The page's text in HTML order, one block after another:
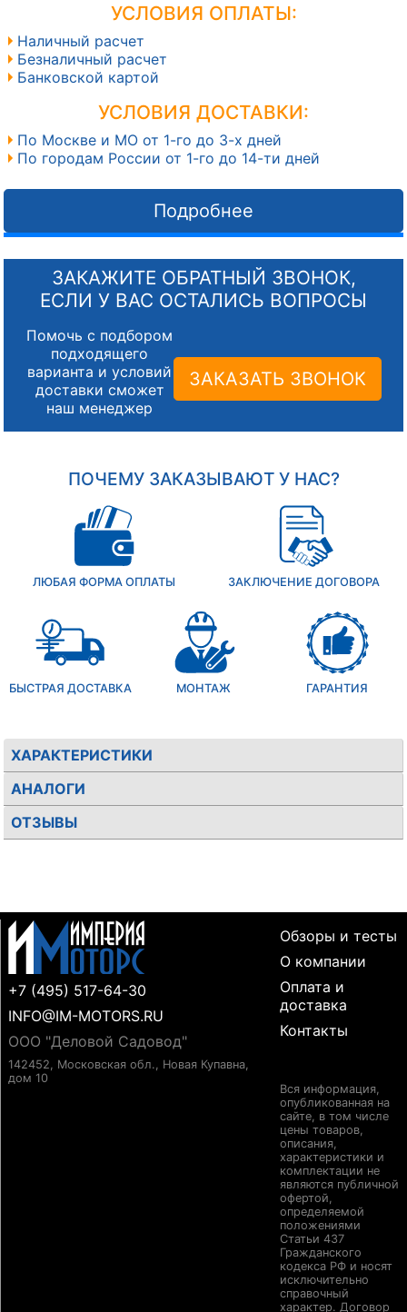
УСЛОВИЯ ОПЛАТЫ:
Наличный расчет
Безналичный расчет
Банковской картой
УСЛОВИЯ ДОСТАВКИ:
По Москве и МО от 1-го до 3-х дней
По городам России от 1-го до 14-ти дней
Подробнее
ЗАКАЖИТЕ ОБРАТНЫЙ ЗВОНОК,
ЕСЛИ У ВАС ОСТАЛИСЬ ВОПРОСЫ
Помочь с подбором
подходящего
варианта и условий
доставки сможет
наш менеджер
ЗАКАЗАТЬ ЗВОНОК
ПОЧЕМУ ЗАКАЗЫВАЮТ У НАС?
ЛЮБАЯ ФОРМА ОПЛАТЫ ЗАКЛЮЧЕНИЕ ДОГОВОРА
БЫСТРАЯ ДОСТАВКА МОНТАЖ ГАРАНТИЯ
ХАРАКТЕРИСТИКИ
АНАЛОГИ
ОТЗЫВЫ
+7 (495) 517-64-30
INFO@IM-MOTORS.RU
ООО "Деловой Садовод"
142452, Московская обл., Новая Купавна,
дом 10
Обзоры и тесты
О компании
Оплата и
доставка
Контакты
Вся информация,
опубликованная на
сайте, в том числе
цены товаров,
описания,
характеристики и
комплектации не
являются публичной
офертой,
определяемой
положениями
Статьи 437
Гражданского
кодекса РФ и носят
исключительно
справочный
характер. Договор